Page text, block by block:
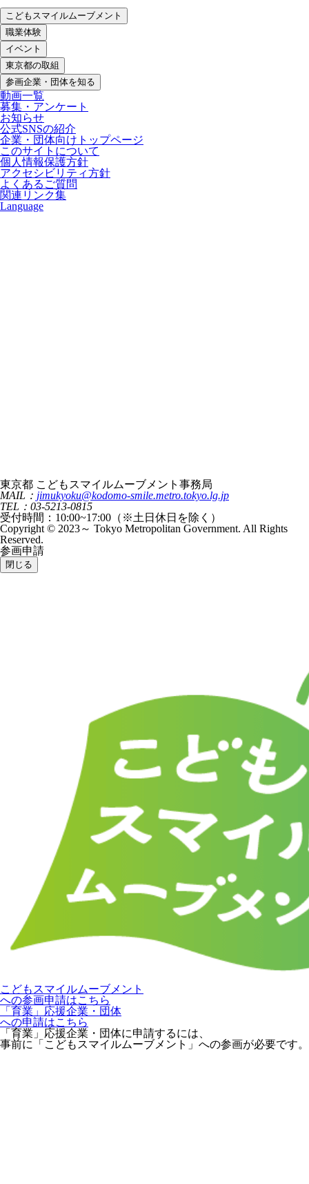
こどもスマイルムーブメント
職業体験
イベント
東京都の取組
参画企業・団体を知る
動画一覧
募集・アンケート
お知らせ
公式SNSの紹介
企業・団体向けトップページ
このサイトについて
個人情報保護方針
アクセシビリティ方針
よくあるご質問
関連リンク集
Language
東京都 こどもスマイルムーブメント事務局
MAIL： jimukyoku@kodomo-smile.metro.tokyo.lg.jp
TEL：03-5213-0815
受付時間：10:00~17:00（※土日休日を除く）
Copyright © 2023～ Tokyo Metropolitan Government. All Rights
Reserved.
参画申請
閉じる
こどもスマイルムーブメント
への参画申請はこちら
「育業」応援企業・団体
への申請はこちら
「育業」応援企業・団体に申請するには、
事前に「こどもスマイルムーブメント」への参画が必要です。